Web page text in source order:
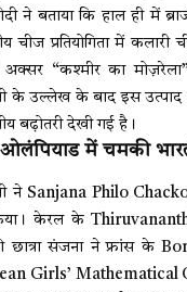
ने बताया कि हाल ही में
चीज प्रतियोगिता में
“कश्मीर का
के उल्लेख के बाद इस
बढ़ोतरी देखी गई है।
में चमकी
ने Sanjana Philo
केरल के
छात्रा संजना ने फ्रांस के
Girls’ Mathematical